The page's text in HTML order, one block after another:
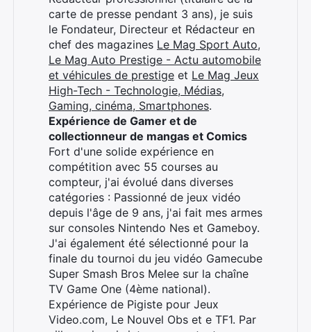
carte de presse pendant 3 ans), je suis
le Fondateur, Directeur et Rédacteur en
chef des magazines Le Mag Sport Auto,
Le Mag Auto Prestige - Actu automobile
et véhicules de prestige et Le Mag Jeux
High-Tech - Technologie, Médias,
Gaming, cinéma, Smartphones.
Expérience de Gamer et de
collectionneur de mangas et Comics
Fort d'une solide expérience en
compétition avec 55 courses au
compteur, j'ai évolué dans diverses
catégories : Passionné de jeux vidéo
depuis l'âge de 9 ans, j'ai fait mes armes
sur consoles Nintendo Nes et Gameboy.
J'ai également été sélectionné pour la
finale du tournoi du jeu vidéo Gamecube
Super Smash Bros Melee sur la chaîne
TV Game One (4ème national).
Expérience de Pigiste pour Jeux
Video.com, Le Nouvel Obs et e TF1. Par